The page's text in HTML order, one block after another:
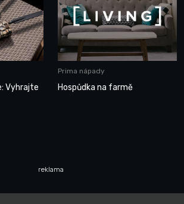
Vyhrajte
Prima nápady
Hospůdka na farmě
reklama